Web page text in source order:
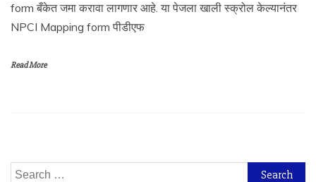
form बँकेत जमा करावा लागणार आहे. या पेजला खाली स्क्रोल केल्यानंतर
NPCI Mapping form पीडीएफ
Read More
Search